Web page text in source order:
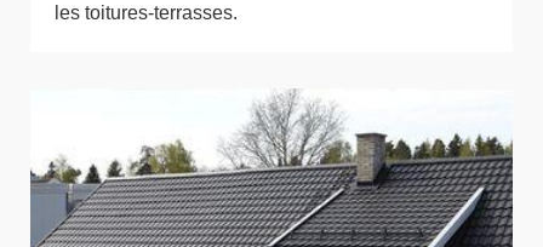
les toitures-terrasses.